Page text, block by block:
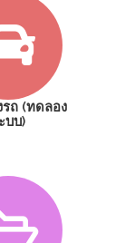
รถ (ทดลอง
บบ)